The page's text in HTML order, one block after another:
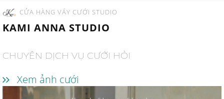
CỬA HÀNG VÁY CƯỚI STUDIO
KAMI ANNA STUDIO
CHUYÊN DỊCH VỤ CƯỚI HỎI
Xem ảnh cưới